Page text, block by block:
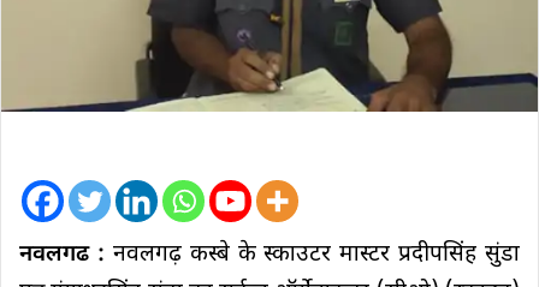
नवलगढ : नवलगढ़ कस्बे के स्काउटर मास्टर प्रदीपसिंह सुंडा